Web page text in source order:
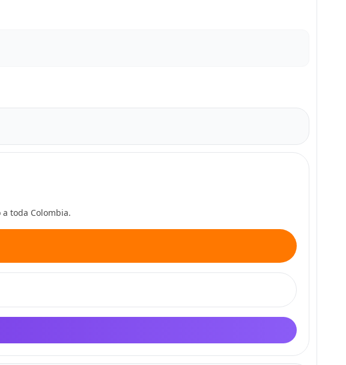
toda Colombia.